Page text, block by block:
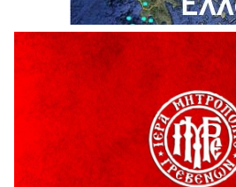
Θερινό Σινεμά στο πλαίσιο του
Καλοκαιριού 2026» με την
Ανάσες».
5 Αυγούστου 2026
Γρεβενά: Συνελήφθη 18χρονος
εξοπλισμού γυμναστηρίου
ΑΗ ΛΑΟΣ | 5 Αυγούστου | Υπαίθριο